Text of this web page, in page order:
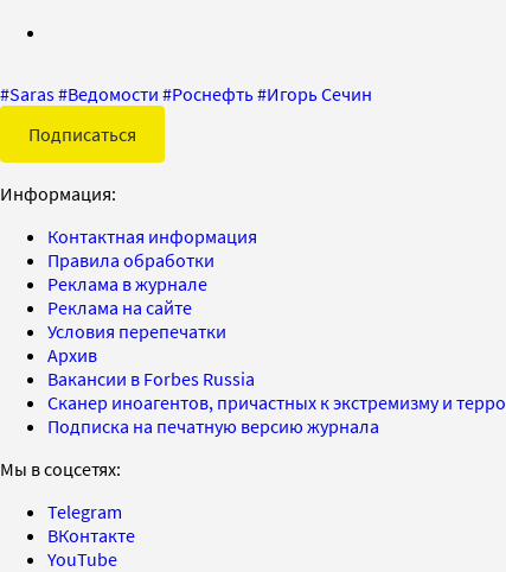
#Saras#Ведомости #Роснефть#Игорь Сечин
Подписаться
Информация:
Контактная информация
Правила обработки
Реклама в журнале
Реклама на сайте
Условия перепечатки
Архив
Вакансии в Forbes Russia
Сканер иноагентов, причастных к экстремизму и
Подписка на печатную версию журнала
Мы в соцсетях:
Telegram
ВКонтакте
YouTube